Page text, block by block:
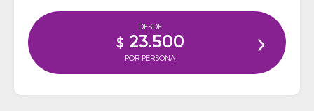
DESDE
$ 23.500
POR PERSONA